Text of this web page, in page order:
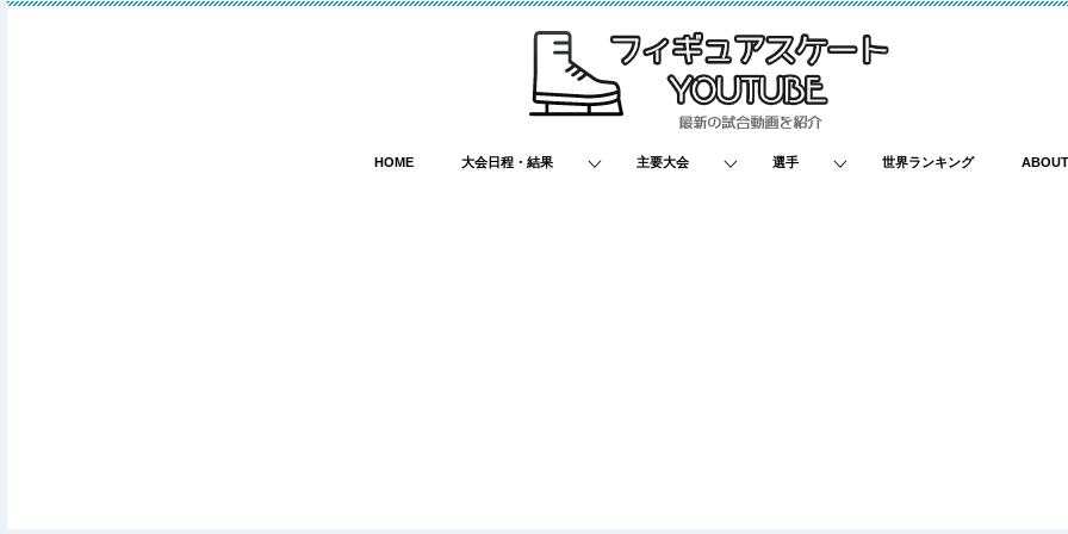
HOME 大会日程・結果 主要大会 選手 世界ランキング